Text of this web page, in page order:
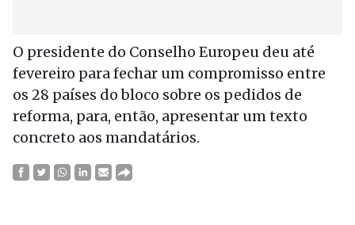
O presidente do Conselho Europeu deu até
fevereiro para fechar um compromisso entre
os 28 países do bloco sobre os pedidos de
reforma, para, então, apresentar um texto
concreto aos mandatários.